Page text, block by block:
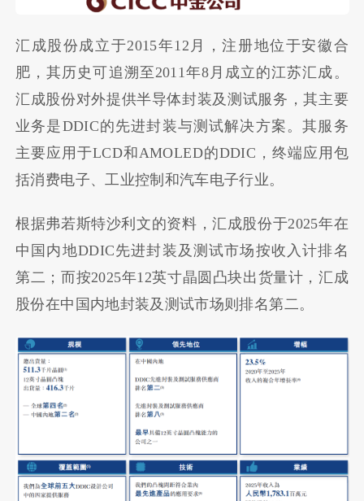
汇成股份成立于2015年12月，注册地位于安徽合
肥，其历史可追溯至2011年8月成立的江苏汇成。
汇成股份对外提供半导体封装及测试服务，其主要
业务是DDIC的先进封装与测试解决方案。其服务
主要应用于LCD和AMOLED的DDIC，终端应用包
括消费电子、工业控制和汽车电子行业。
根据弗若斯特沙利文的资料，汇成股份于2025年在
中国内地DDIC先进封装及测试市场按收入计排名
第二；而按2025年12英寸晶圆凸块出货量计，汇成
股份在中国内地封装及测试市场则排名第二。